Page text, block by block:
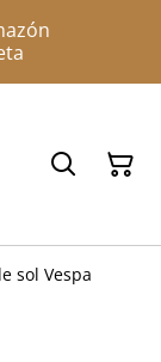
sol Vespa